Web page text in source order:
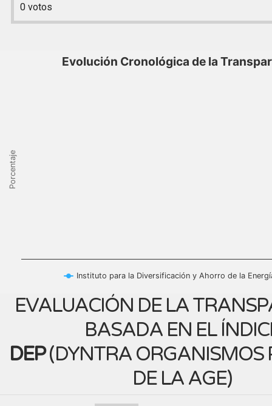
0votos
Porcentaje
Evolución Cronológica de la
Instituto para la Diversificación y Ahorro de la
EVALUACIÓN DE LA
BASADA EN EL
DEP(DYNTRA ORGANISMOS
DE LA AGE)